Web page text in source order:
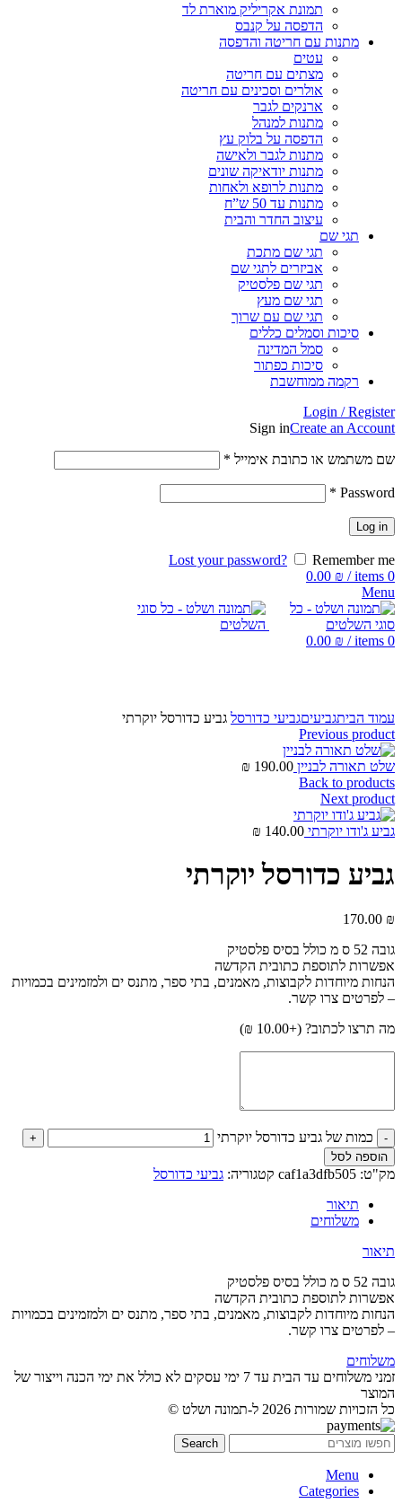
תמונת אקריליק מוארת לד
הדפסה על קנבס
מתנות עם חריטה והדפסה
עטים
מצתים עם חריטה
אולרים וסכינים עם חריטה
ארנקים לגבר
מתנות למנהל
הדפסה על בלוק עץ
מתנות לגבר ולאישה
מתנות יודאיקה שונים
מתנות לרופא ולאחות
מתנות עד 50 ש”ח
עיצוב החדר והבית
תגי שם
תגי שם מתכת
אביזרים לתגי שם
תגי שם פלסטיק
תגי שם מעץ
תגי שם עם שרוך
סיכות וסמלים כללים
סמל המדינה
סיכות כפתור
רקמה ממוחשבת
Login / Register
Sign inCreate an Account
שם משתמש או כתובת אימייל *
Password
*
Log in
Lost your password?
Remember me
0
items
/
0.00 ₪
Menu
0
items
/
0.00 ₪
עמוד הביתגביעיםגביעי כדורסל גביע כדורסל יוקרתי
Previous product
שלט תאורה לבניין 190.00
₪
Back to products
Next product
גביע ג'ודו יוקרתי 140.00
₪
גביע כדורסל יוקרתי
170.00 ₪
גובה 52 ס מ כולל בסיס פלסטיק
אפשרות לתוספת כתובית הקדשה
הנחות מיוחדות לקבוצות, מאמנים, בתי ספר, מתנס ים ולמזמינים בכמויות
– לפרטים צרו קשר.
מה תרצו לכתוב? (+10.00
₪
)
כמות של גביע כדורסל יוקרתי
הוספה לסל
מק"ט: caf1a3dfb505 קטגוריה: גביעי כדורסל
תיאור
משלוחים
תיאור
גובה 52 ס מ כולל בסיס פלסטיק
אפשרות לתוספת כתובית הקדשה
הנחות מיוחדות לקבוצות, מאמנים, בתי ספר, מתנס ים ולמזמינים בכמויות
– לפרטים צרו קשר.
משלוחים
זמני משלוחים עד הבית עד 7 ימי עסקים לא כולל את ימי הכנה וייצור של
המוצר
כל הזכויות שמורות 2026 ל-תמונה ושלט ©
Search
Menu
Categories